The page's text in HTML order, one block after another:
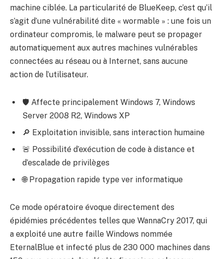
machine ciblée. La particularité de BlueKeep, c’est qu’il
s’agit d’une vulnérabilité dite « wormable » : une fois un
ordinateur compromis, le malware peut se propager
automatiquement aux autres machines vulnérables
connectées au réseau ou à Internet, sans aucune
action de l’utilisateur.
🛡️ Affecte principalement Windows 7, Windows
Server 2008 R2, Windows XP
🔎 Exploitation invisible, sans interaction humaine
🚨 Possibilité d’exécution de code à distance et
d’escalade de privilèges
🌐 Propagation rapide type ver informatique
Ce mode opératoire évoque directement des
épidémies précédentes telles que WannaCry 2017, qui
a exploité une autre faille Windows nommée
EternalBlue et infecté plus de 230 000 machines dans